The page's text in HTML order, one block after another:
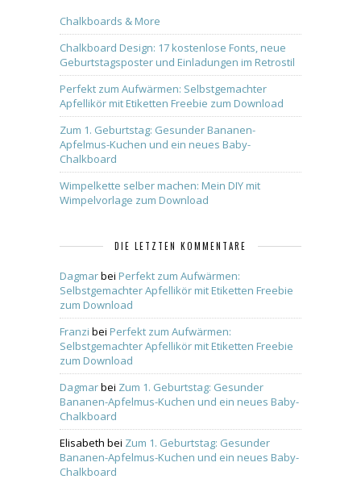
Chalkboards & More
Chalkboard Design: 17 kostenlose Fonts, neue
Geburtstagsposter und Einladungen im Retrostil
Perfekt zum Aufwärmen: Selbstgemachter
Apfellikör mit Etiketten Freebie zum Download
Zum 1. Geburtstag: Gesunder Bananen-
Apfelmus-Kuchen und ein neues Baby-
Chalkboard
Wimpelkette selber machen: Mein DIY mit
Wimpelvorlage zum Download
DIE LETZTEN KOMMENTARE
Dagmarbei Perfekt zum Aufwärmen:
Selbstgemachter Apfellikör mit Etiketten Freebie
zum Download
Franzi bei Perfekt zum Aufwärmen:
Selbstgemachter Apfellikör mit Etiketten Freebie
zum Download
Dagmarbei Zum 1. Geburtstag: Gesunder
Bananen-Apfelmus-Kuchen und ein neues Baby-
Chalkboard
Elisabeth bei Zum 1. Geburtstag: Gesunder
Bananen-Apfelmus-Kuchen und ein neues Baby-
Chalkboard